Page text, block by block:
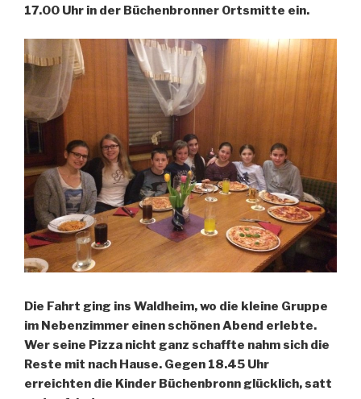
17.00 Uhr in der Büchenbronner Ortsmitte ein.
Die Fahrt ging ins Waldheim, wo die kleine Gruppe
im Nebenzimmer einen schönen Abend erlebte.
Wer seine Pizza nicht ganz schaffte nahm sich die
Reste mit nach Hause. Gegen 18.45 Uhr
erreichten die Kinder Büchenbronn glücklich, satt